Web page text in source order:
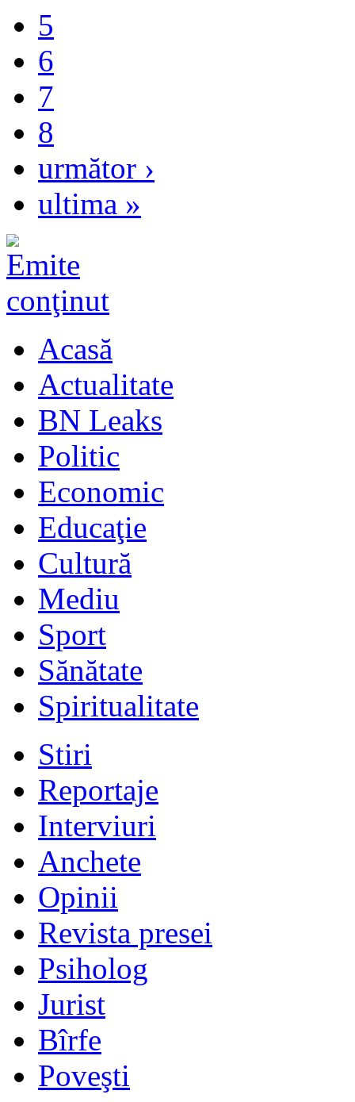
5
6
7
8
următor ›
ultima »
Acasă
Actualitate
BN Leaks
Politic
Economic
Educaţie
Cultură
Mediu
Sport
Sănătate
Spiritualitate
Stiri
Reportaje
Interviuri
Anchete
Opinii
Revista presei
Psiholog
Jurist
Bîrfe
Poveşti